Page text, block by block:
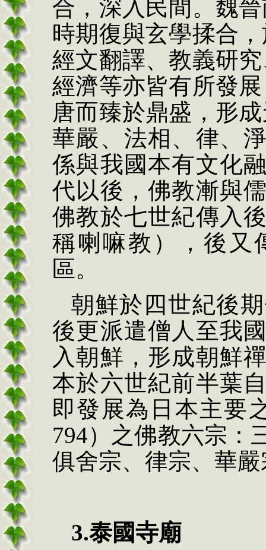
合，深入民間。魏
時期復與玄學揉合
經文翻譯、教義研究
經濟等亦皆有所發
唐而臻於鼎盛，形
華嚴、法相、律、
係與我國本有文化
代以後，佛教漸與
佛教於七世紀傳入
稱喇嘛教），後又
區。
朝鮮於四世紀後
後更派遣僧人至我
入朝鮮，形成朝鮮
本於六世紀前半葉
即發展為日本主要
794）之佛教六宗：
俱舍宗、律宗、華
3.泰國寺廟